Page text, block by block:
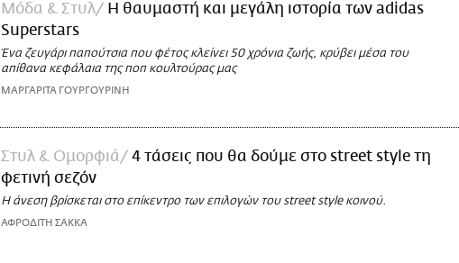
Μόδα & Στυλ
Η θαυμαστή και μεγάλη ιστορία των adidas
Superstars
Ένα ζευγάρι παπούτσια που φέτος κλείνει 50 χρόνια ζωής, κρύβει μέσα του
απίθανα κεφάλαια της ποπ κουλτούρας μας
ΜΑΡΓΑΡΙΤΑ ΓΟΥΡΓΟΥΡΙΝΗ
Στυλ & Ομορφιά
4 τάσεις που θα δούμε στο street style τη
φετινή σεζόν
Η άνεση βρίσκεται στο επίκεντρο των επιλογών του street style κοινού.
ΑΦΡΟΔΙΤΗ ΣΑΚΚΑ